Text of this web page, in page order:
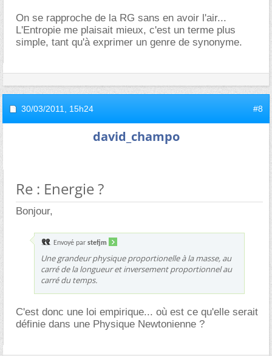
On se rapproche de la RG sans en avoir l'air...
L'Entropie me plaisait mieux, c'est un terme plus
simple, tant qu'à exprimer un genre de synonyme.
30/03/2011, 15h24 #8
david_champo
Re : Energie ?
Bonjour,
Envoyé par stefjm
Une grandeur physique proportionelle à la masse, au
carré de la longueur et inversement proportionnel au
carré du temps.
C'est donc une loi empirique... où est ce qu'elle serait
définie dans une Physique Newtonienne ?